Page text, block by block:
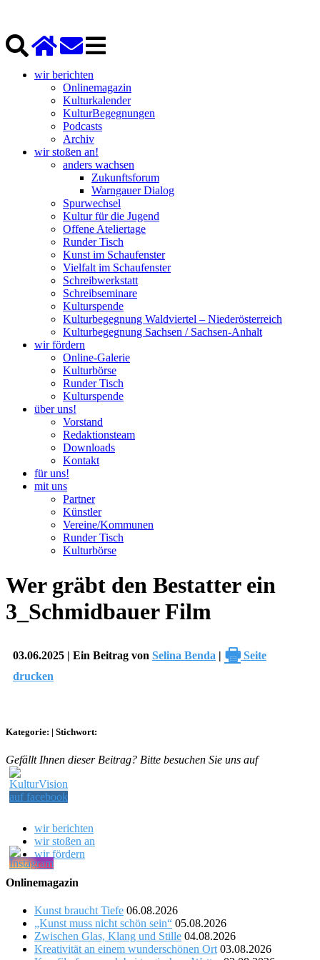
wir berichten
Onlinemagazin
Kulturkalender
KulturBegegnungen
Podcasts
Archiv
wir stoßen an!
anders wachsen
Zukunftsforum
Warngauer Dialog
Spurwechsel
Kultur für die Jugend
Offene Ateliertage
Runder Tisch
Kunst im Schaufenster
Vielfalt im Schaufenster
Schreibwerkstatt
Schreibseminare
Kulturspende
Kulturbegegnung Waldviertel – Niederösterreich
Kulturbegegnung Sachsen / Sachsen-Anhalt
wir fördern
Online-Galerie
Kulturbörse
Runder Tisch
Kulturspende
über uns!
Vorstand
Redaktionsteam
Downloads
Kontakt
für uns!
mit uns
Partner
Künstler
Vereine/Kommunen
Runder Tisch
Kulturbörse
Wer gräbt den Bestatter ein
3_Schmidbauer Film
03.06.2025 | Ein Beitrag von Selina Benda | 🖶 Seite
drucken
Kategorie: | Stichwort:
Gefällt Ihnen dieser Beitrag? Bitte besuchen Sie uns auf
wir berichten
wir stoßen an
wir fördern
Onlinemagazin
Kunst braucht Tiefe 06.08.2026
„Kunst muss nicht schön sein“ 05.08.2026
Zwischen Glas, Klang und Stille 04.08.2026
Kreativität an einem wunderschönen Ort 03.08.2026